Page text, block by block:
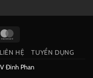
LIÊN HỆ TUYỂN DỤNG
Đinh Phan